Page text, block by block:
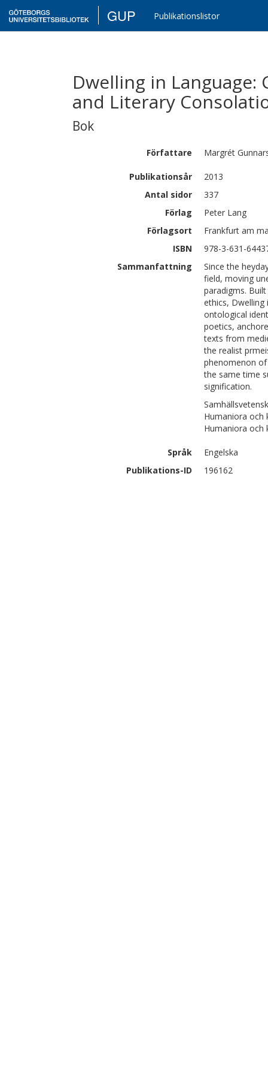
GUP Publikationslistor
Dwelling in Language:
and Literary
Bok
Författare Margrét
Publikationsår
2013
Antal sidor
337
Förlag
Peter Lang
Förlagsort
Frankfurt am
ISBN
978-3-631-
Sammanfattning
Since the
field, moving
paradigms.
ethics, Dwelling
ontological
poetics,
texts from
the realist
phenomenon
the same time
signification.
Humaniora
Humaniora
Språk
Engelska
Publikations-ID
196162